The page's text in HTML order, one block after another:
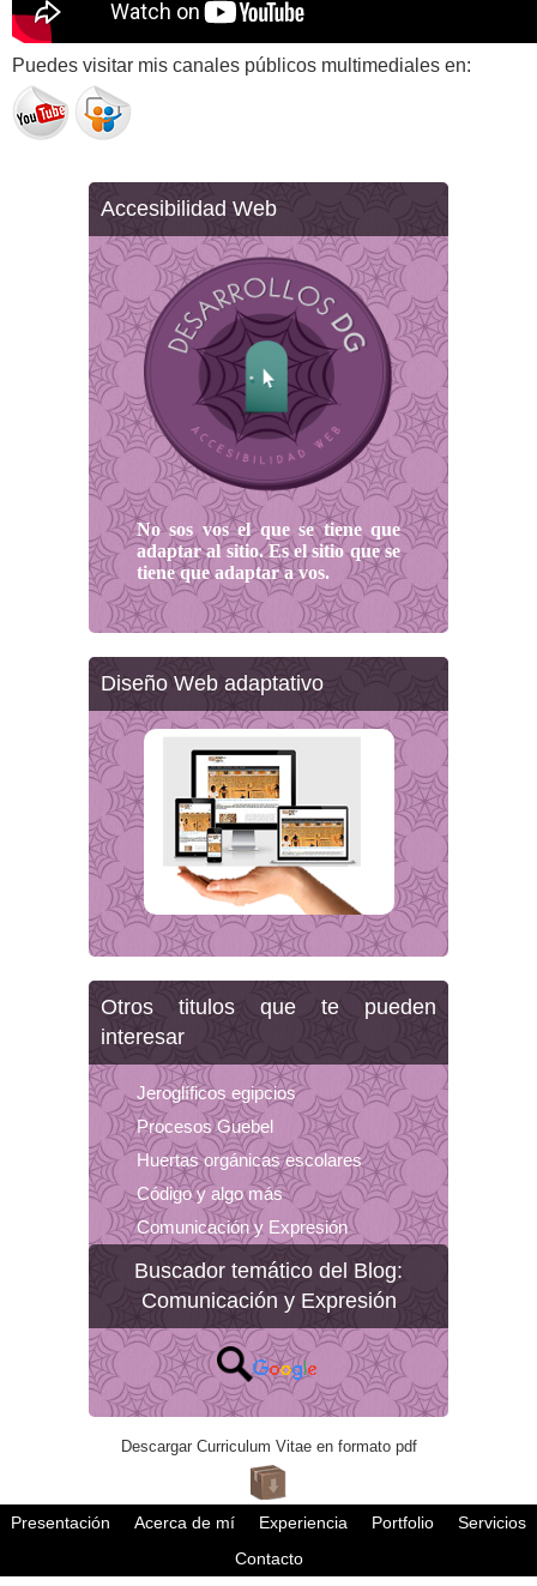
Puedes visitar mis canales públicos multimediales en:
Accesibilidad Web
No sos vos el que se tiene que
adaptar al sitio. Es el sitio que se
tiene que adaptar a vos.
Diseño Web adaptativo
Otros titulos que te pueden
interesar
Jeroglíficos egipcios
Procesos Guebel
Huertas orgánicas escolares
Código y algo más
Comunicación y Expresión
Buscador temático del Blog:
Comunicación y Expresión
Descargar Curriculum Vitae en formato pdf
Presentación Acerca de mí Experiencia Portfolio
Servicios
Contacto